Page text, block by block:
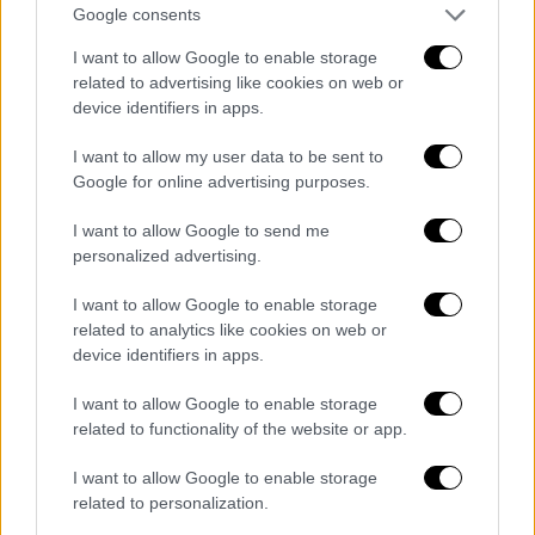
Google consents
I want to allow Google to enable storage
related to advertising like cookies on web or
device identifiers in apps.
I want to allow my user data to be sent to
Google for online advertising purposes.
I want to allow Google to send me
personalized advertising.
I want to allow Google to enable storage
related to analytics like cookies on web or
device identifiers in apps.
I want to allow Google to enable storage
related to functionality of the website or app.
I want to allow Google to enable storage
related to personalization.
δεξί στη σεζόν, στο ελληνικό πρωτάθλημα.
ΚΟΛΟΣΣΟΣ ΡΟΔΟΥ(Κούρο Σεγούρα):
Γιόργκενσεν 21 (5), Ουτόμι 13 (2),
Μπραΐκοβιτς 18, Πόλεϊ 19 (1), Περάντες
9, Κολοβέρος 3, Παπαγιάννης,
Καμαριανός 2, Γόντικας 6, Σίμονς 5 (1)
ΠΕΡΙΣΤΕΡΙ(Βασίλης Σπανούλης):
Ράγκλαντ 25 (2), Πουλιανίτης 3 (1),
Ουίλιαμς 21 (3), Χουγκάζ, Ζούγρης 4,
Μήτρου-Λονγκ 16 (1), Ντάνγκουμπιτς,
Ξανθόπουλος, Χατζής, Χαντς 6,
Κασελάκης 6, Ρένφρο 12
ΠΑΟΚ - Προμηθέας 80-95